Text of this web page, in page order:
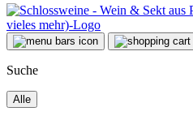
Suche
Alle